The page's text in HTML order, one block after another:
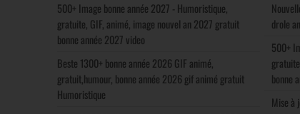
500+ Image bonne année 2027 - Humoristique,
gratuite, GIF, animé, image nouvel an 2027 gratuit
bonne année 2027 video
Beste 1300+ bonne année 2026 GIF animé,
gratuit,humour, bonne année 2026 gif animé gratuit
Humoristique
drole
500+
bonne
Mise à